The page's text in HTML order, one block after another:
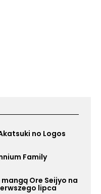
no Logos
Family
Ore Seijyo na
lipca